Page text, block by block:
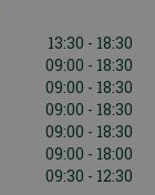
13:30 - 18:30
09:00 - 18:30
09:00 - 18:30
09:00 - 18:30
09:00 - 18:30
09:00 - 18:00
09:30 - 12:30